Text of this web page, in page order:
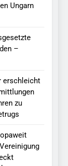
Ungarn
–
erschleicht
zu